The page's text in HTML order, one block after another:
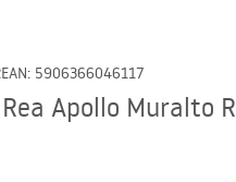
EAN: 5906366046117
Apollo Muralto